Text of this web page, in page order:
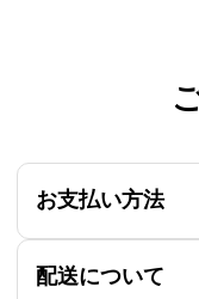
お支払い方法
配送について